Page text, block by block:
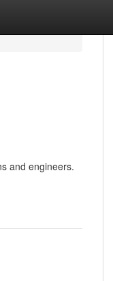
and engineers.